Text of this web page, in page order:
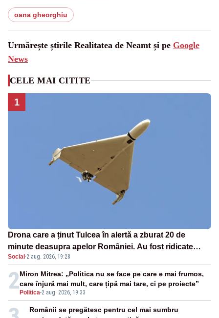
oana gheorghiu
Urmărește știrile Realitatea de Neamt și pe Google
News
CELE MAI CITITE
1
Drona care a ținut Tulcea în alertă a zburat 20 de
minute deasupra apelor României. Au fost ridicate
două F-16
Social ·2 aug. 2026, 19:28
2 Politica-2 aug. 2026, 19:33
Miron Mitrea: „Politica nu se face pe care e mai frumos,
care înjură mai mult, care țipă mai tare, ci pe proiecte”
Românii se pregătesc pentru cel mai sumbru